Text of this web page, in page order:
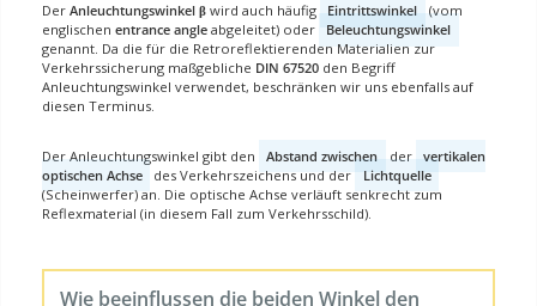
Der Anleuchtungswinkel βwird auch häufig Eintrittswinkel
(vom
englischen entrance angleabgeleitet) oder
Beleuchtungswinkel
genannt. Da die für die Retroreflektierenden Materialien zur
Verkehrssicherung maßgebliche DIN 67520den Begriff
Anleuchtungswinkel verwendet, beschränken wir uns ebenfalls auf
diesen Terminus.
Der Anleuchtungswinkel gibt den Abstand zwischen der vertikalen
optischen Achse
des Verkehrszeichens und der
Lichtquelle
(Scheinwerfer) an. Die optische Achse verläuft senkrecht zum
Reflexmaterial (in diesem Fall zum Verkehrsschild).
Wie beeinflussen die beiden Winkel den